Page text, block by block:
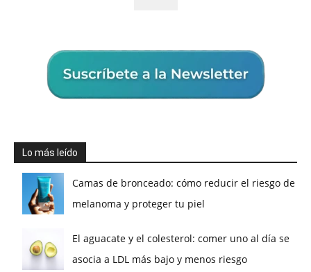
Lo más leído
Camas de bronceado: cómo reducir el riesgo de
melanoma y proteger tu piel
El aguacate y el colesterol: comer uno al día se
asocia a LDL más bajo y menos riesgo